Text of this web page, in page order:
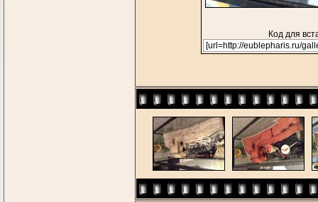
Код для